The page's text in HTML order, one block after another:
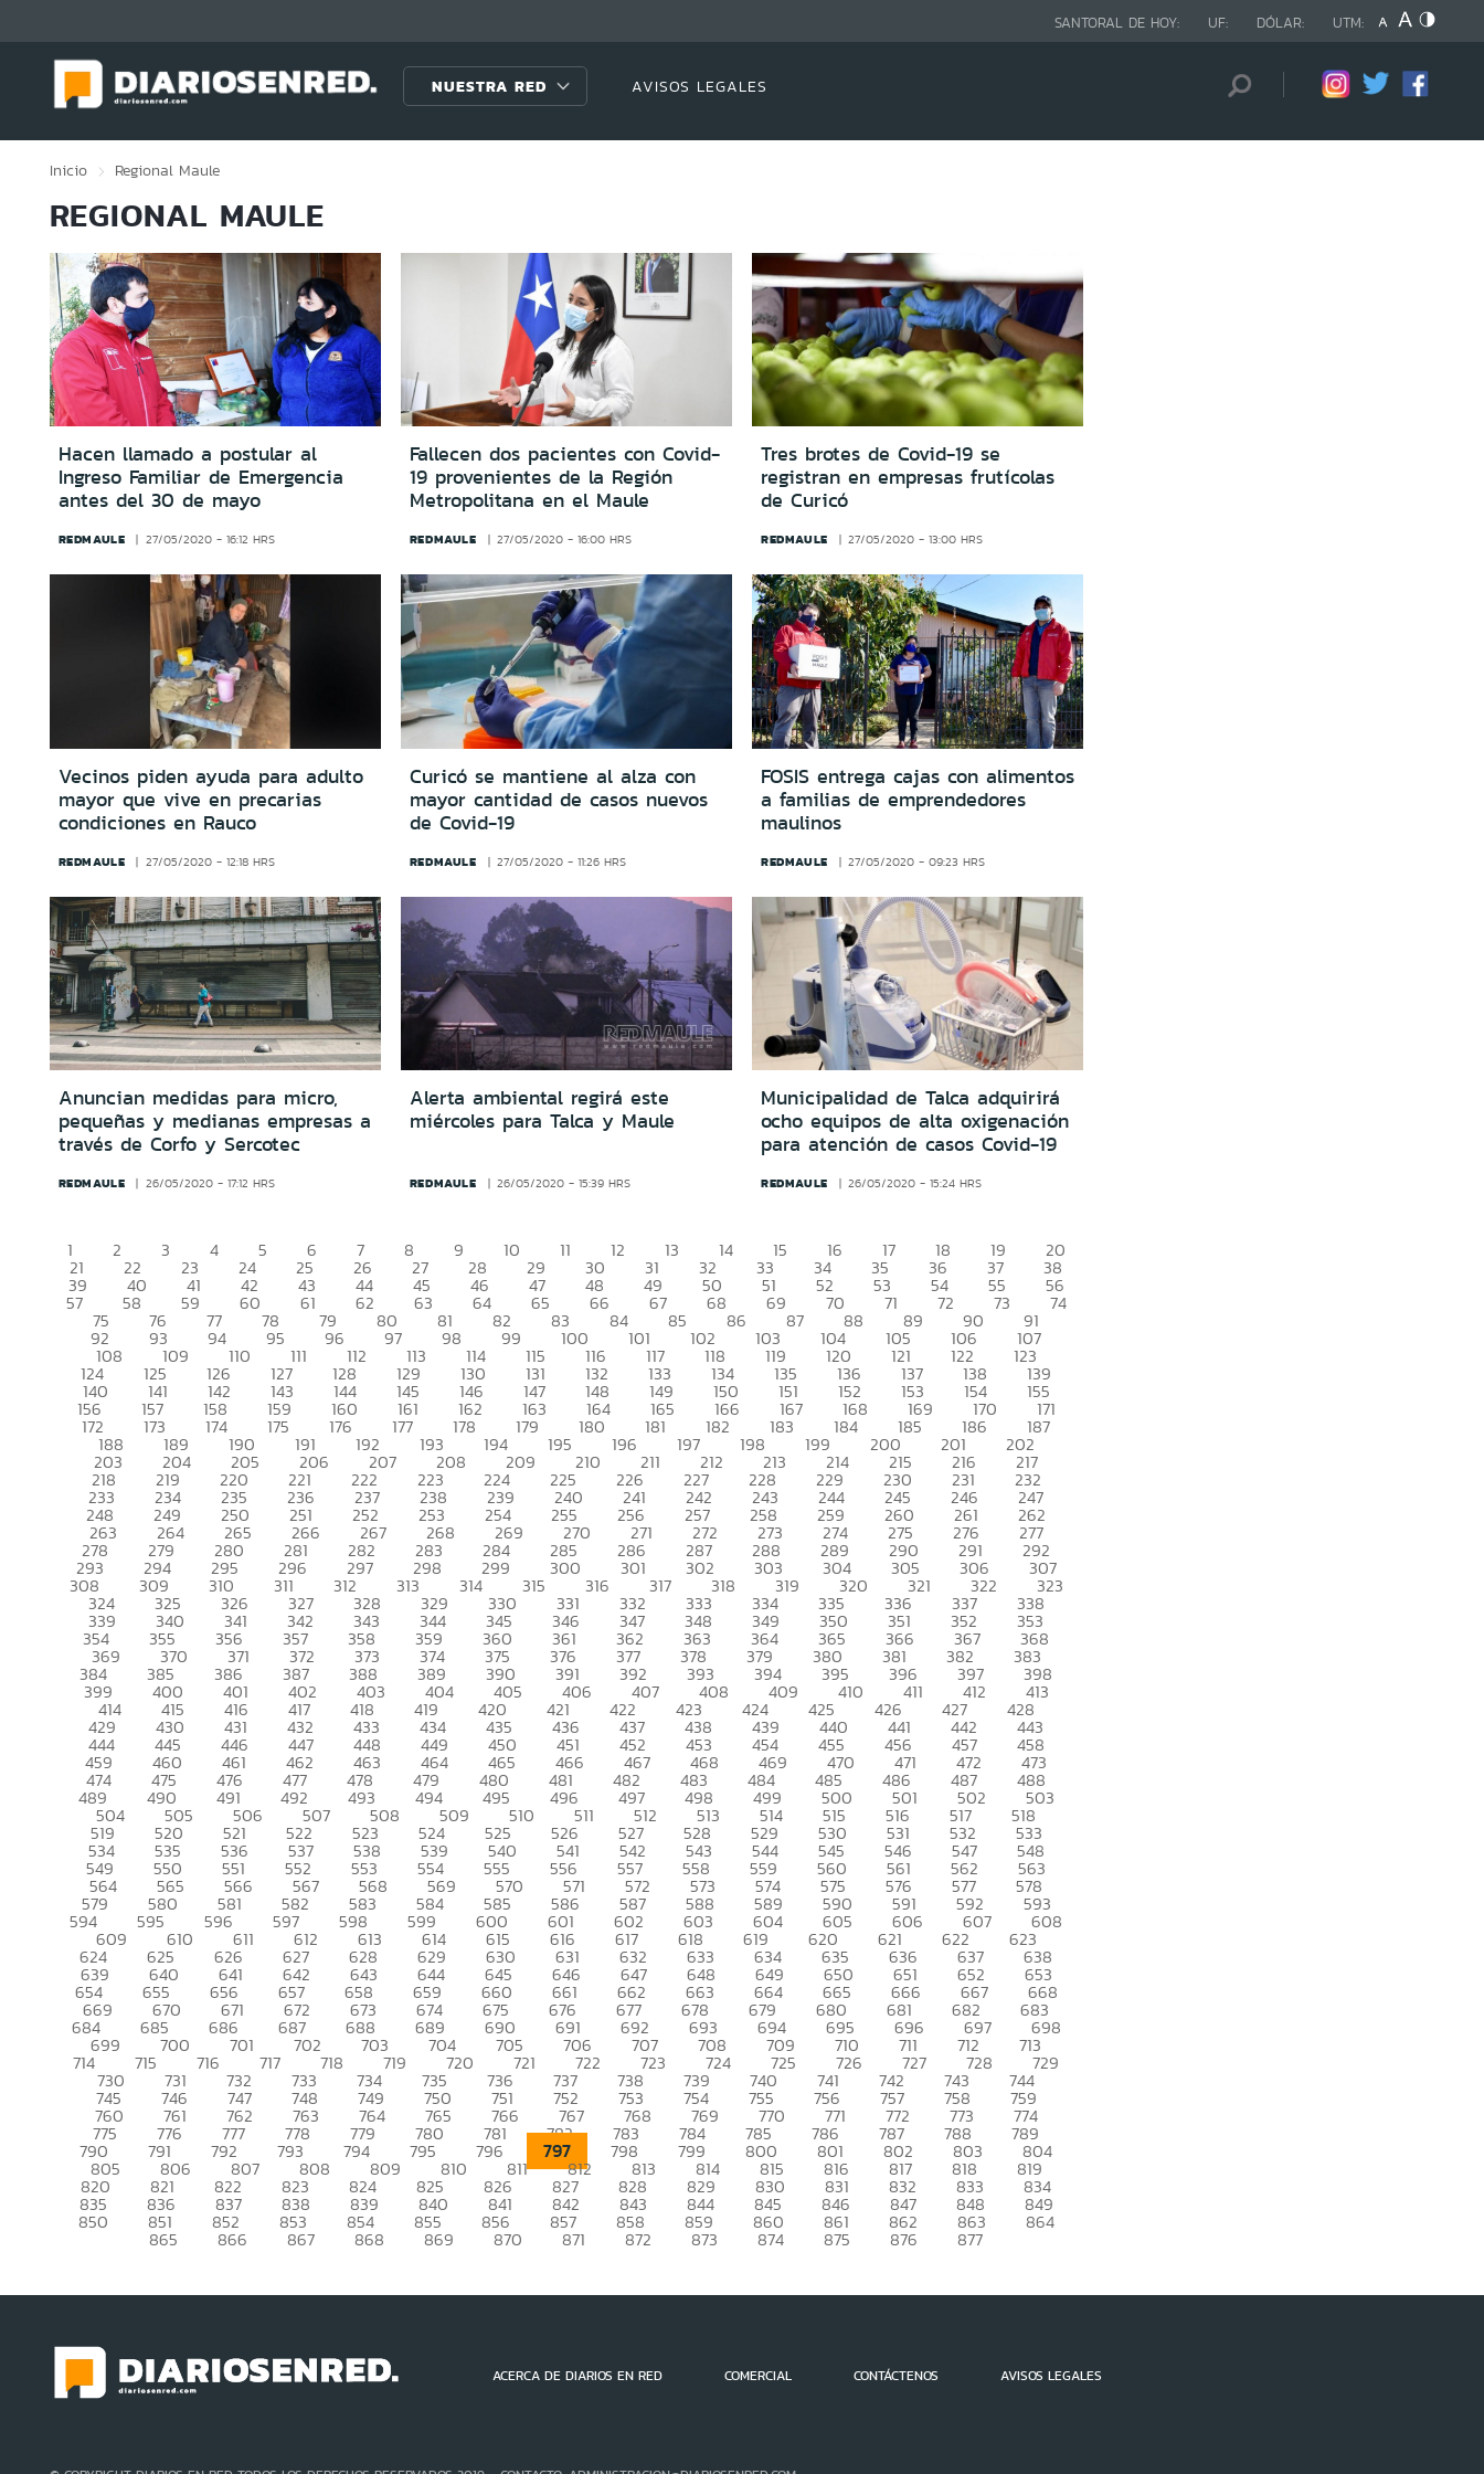
SANTORAL DE HOY: UF: DÓLAR: UTM:
NUESTRA RED AVISOS LEGALES
Inicio Regional Maule
REGIONAL MAULE
Hacen llamado a postular al
Ingreso Familiar de Emergencia
antes del 30 de mayo
REDMAULE 27/05/2020 - 16:12 HRS
Fallecen dos pacientes con Covid-
19 provenientes de la Región
Metropolitana en el Maule
REDMAULE 27/05/2020 - 16:00 HRS
Tres brotes de Covid-19 se
registran en empresas frutícolas
de Curicó
REDMAULE 27/05/2020 - 13:00 HRS
Vecinos piden ayuda para adulto
mayor que vive en precarias
condiciones en Rauco
REDMAULE 27/05/2020 - 12:18 HRS
Curicó se mantiene al alza con
mayor cantidad de casos nuevos
de Covid-19
REDMAULE 27/05/2020 - 11:26 HRS
FOSIS entrega cajas con alimentos
a familias de emprendedores
maulinos
REDMAULE 27/05/2020 - 09:23 HRS
Anuncian medidas para micro,
pequeñas y medianas empresas a
través de Corfo y Sercotec
REDMAULE 26/05/2020 - 17:12 HRS
Alerta ambiental regirá este
miércoles para Talca y Maule
REDMAULE 26/05/2020 - 15:39 HRS
Municipalidad de Talca adquirirá
ocho equipos de alta oxigenación
para atención de casos Covid-19
REDMAULE 26/05/2020 - 15:24 HRS
1 2 3 4 5 6 7 8 9 10 11 12 13 14 15 16 17 18 19 20
21 22 23 24 25 26 27 28 29 30 31 32 33 34 35 36 37 38
39 40 41 42 43 44 45 46 47 48 49 50 51 52 53 54 55 56
57 58 59 60 61 62 63 64 65 66 67 68 69 70 71 72 73 74
75 76 77 78 79 80 81 82 83 84 85 86 87 88 89 90 91
92 93 94 95 96 97 98 99 100 101 102 103 104 105 106 107
108 109 110 111 112 113 114 115 116 117 118 119 120 121 122 123
124 125 126 127 128 129 130 131 132 133 134 135 136 137 138 139
140 141 142 143 144 145 146 147 148 149 150 151 152 153 154 155
156 157 158 159 160 161 162 163 164 165 166 167 168 169 170 171
172 173 174 175 176 177 178 179 180 181 182 183 184 185 186 187
188 189 190 191 192 193 194 195 196 197 198 199 200 201 202
203 204 205 206 207 208 209 210 211 212 213 214 215 216 217
218 219 220 221 222 223 224 225 226 227 228 229 230 231 232
233 234 235 236 237 238 239 240 241 242 243 244 245 246 247
248 249 250 251 252 253 254 255 256 257 258 259 260 261 262
263 264 265 266 267 268 269 270 271 272 273 274 275 276 277
278 279 280 281 282 283 284 285 286 287 288 289 290 291 292
293 294 295 296 297 298 299 300 301 302 303 304 305 306 307
308 309 310 311 312 313 314 315 316 317 318 319 320 321 322 323
324 325 326 327 328 329 330 331 332 333 334 335 336 337 338
339 340 341 342 343 344 345 346 347 348 349 350 351 352 353
354 355 356 357 358 359 360 361 362 363 364 365 366 367 368
369 370 371 372 373 374 375 376 377 378 379 380 381 382 383
384 385 386 387 388 389 390 391 392 393 394 395 396 397 398
399 400 401 402 403 404 405 406 407 408 409 410 411 412 413
414 415 416 417 418 419 420 421 422 423 424 425 426 427 428
429 430 431 432 433 434 435 436 437 438 439 440 441 442 443
444 445 446 447 448 449 450 451 452 453 454 455 456 457 458
459 460 461 462 463 464 465 466 467 468 469 470 471 472 473
474 475 476 477 478 479 480 481 482 483 484 485 486 487 488
489 490 491 492 493 494 495 496 497 498 499 500 501 502 503
504 505 506 507 508 509 510 511 512 513 514 515 516 517 518
519 520 521 522 523 524 525 526 527 528 529 530 531 532 533
534 535 536 537 538 539 540 541 542 543 544 545 546 547 548
549 550 551 552 553 554 555 556 557 558 559 560 561 562 563
564 565 566 567 568 569 570 571 572 573 574 575 576 577 578
579 580 581 582 583 584 585 586 587 588 589 590 591 592 593
594 595 596 597 598 599 600 601 602 603 604 605 606 607 608
609 610 611 612 613 614 615 616 617 618 619 620 621 622 623
624 625 626 627 628 629 630 631 632 633 634 635 636 637 638
639 640 641 642 643 644 645 646 647 648 649 650 651 652 653
654 655 656 657 658 659 660 661 662 663 664 665 666 667 668
669 670 671 672 673 674 675 676 677 678 679 680 681 682 683
684 685 686 687 688 689 690 691 692 693 694 695 696 697 698
699 700 701 702 703 704 705 706 707 708 709 710 711 712 713
714 715 716 717 718 719 720 721 722 723 724 725 726 727 728 729
730 731 732 733 734 735 736 737 738 739 740 741 742 743 744
745 746 747 748 749 750 751 752 753 754 755 756 757 758 759
760 761 762 763 764 765 766 767 768 769 770 771 772 773 774
775 776 777 778 779 780 781 782 783 784 785 786 787 788 789
790 791 792 793 794 795 796 797 798 799 800 801 802 803 804
805 806 807 808 809 810 811 812 813 814 815 816 817 818 819
820 821 822 823 824 825 826 827 828 829 830 831 832 833 834
835 836 837 838 839 840 841 842 843 844 845 846 847 848 849
850 851 852 853 854 855 856 857 858 859 860 861 862 863 864
865 866 867 868 869 870 871 872 873 874 875 876 877
ACERCA DE DIARIOS EN RED COMERCIAL CONTÁCTENOS AVISOS LEGALES